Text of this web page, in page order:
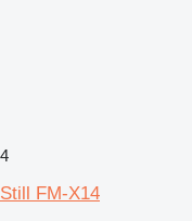
4
Still FM-X14